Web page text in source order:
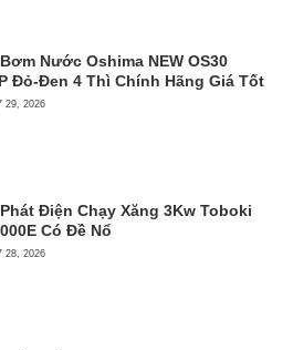
Nước Oshima NEW OS30
Đỏ-Đen 4 Thì Chính Hãng Giá Tốt
29, 2026
Điện Chạy Xăng 3Kw Toboki
Có Đề Nổ
28, 2026